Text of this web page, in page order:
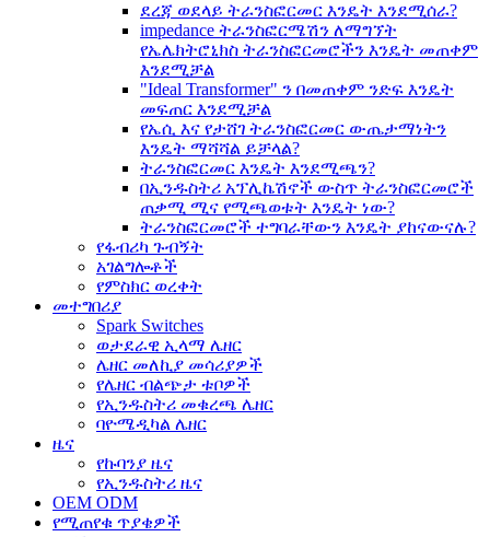
ደረጃ ወደላይ ትራንስፎርመር እንዴት እንደሚሰራ?
impedance ትራንስፎርሜሽን ለማግኘት
የኤሌክትሮኒክስ ትራንስፎርመሮችን እንዴት መጠቀም
እንደሚቻል
"Ideal Transformer" ን በመጠቀም ንድፍ እንዴት
መፍጠር እንደሚቻል
የኤሲ እና የታሸገ ትራንስፎርመር ውጤታማነትን
እንዴት ማሻሻል ይቻላል?
ትራንስፎርመር እንዴት እንደሚጫን?
በኢንዱስትሪ አፕሊኬሽኖች ውስጥ ትራንስፎርመሮች
ጠቃሚ ሚና የሚጫወቱት እንዴት ነው?
ትራንስፎርመሮች ተግባራቸውን እንዴት ያከናውናሉ?
የፋብሪካ ጉብኝት
አገልግሎቶች
የምስክር ወረቀት
መተግበሪያ
Spark Switches
ወታደራዊ ኢላማ ሌዘር
ሌዘር መለኪያ መሳሪያዎች
የሌዘር ብልጭታ ቱቦዎች
የኢንዱስትሪ መቁረጫ ሌዘር
ባዮሜዲካል ሌዘር
ዜና
የኩባንያ ዜና
የኢንዱስትሪ ዜና
OEM ODM
የሚጠየቁ ጥያቄዎች